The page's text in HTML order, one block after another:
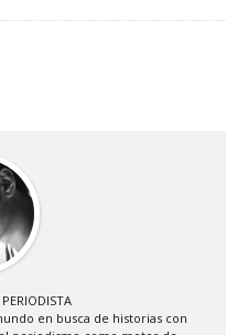
PERIODISTA
en busca de historias con